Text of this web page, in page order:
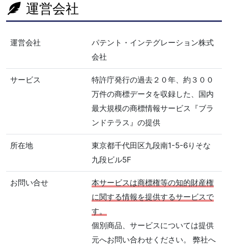
運営会社
運営会社
パテント・インテグレーション株式
会社
サービス
特許庁発行の過去２０年、約３００
万件の商標データを収録した、国内
最大規模の商標情報サービス『ブラ
ンドテラス』の提供
所在地
東京都千代田区九段南1-5-6りそな
九段ビル5F
お問い合せ
本サービスは商標権等の知的財産権
に関する情報を提供するサービスで
す。
個別商品、サービスについては提供
元へお問い合わせください。 弊社へ